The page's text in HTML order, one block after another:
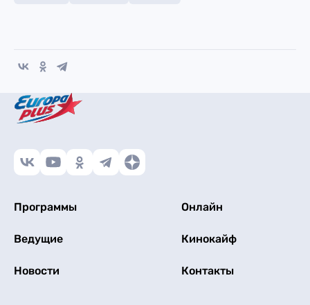
Программы Онлайн
Ведущие Кинокайф
Новости Контакты